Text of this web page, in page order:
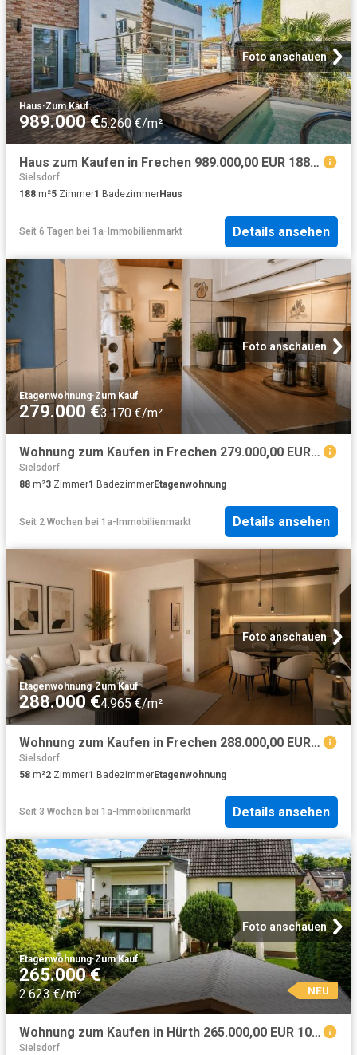
Foto anschauen
Haus·Zum Kauf
989.000 €5.260 €/m²
Haus zum Kaufen in Frechen 989.000,00 EUR 188 m²
Sielsdorf
188 m²5 Zimmer1 BadezimmerHaus
Seit 6 Tagen bei 1a-Immobilienmarkt Details ansehen
Foto anschauen
Etagenwohnung·Zum Kauf
279.000 €3.170 €/m²
Wohnung zum Kaufen in Frechen 279.000,00 EUR 88.13 m²
Sielsdorf
88 m²3 Zimmer1 BadezimmerEtagenwohnung
Seit 2 Wochen bei 1a-Immobilienmarkt Details ansehen
Foto anschauen
Etagenwohnung·Zum Kauf
288.000 €4.965 €/m²
Wohnung zum Kaufen in Frechen 288.000,00 EUR 58.76 m²
Sielsdorf
58 m²2 Zimmer1 BadezimmerEtagenwohnung
Seit 3 Wochen bei 1a-Immobilienmarkt Details ansehen
Foto anschauen
Etagenwohnung·Zum Kauf
265.000 €
2.623 €/m² NEU
Wohnung zum Kaufen in Hürth 265.000,00 EUR 101 m²
Sielsdorf